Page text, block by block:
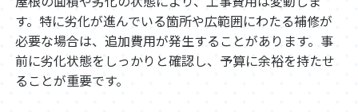
す。特に劣化が進んでいる箇所や広範囲にわたる補修が
必要な場合は、追加費用が発生することがあります。事
前に劣化状態をしっかりと確認し、予算に余裕を持たせ
ることが重要です。